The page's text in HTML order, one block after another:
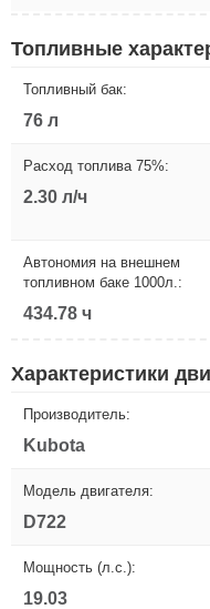
Топливные
Топливный бак:
76 л
Расход топлива 75%:
2.30 л/ч
Автономия на внешнем
топливном баке 1000л.:
434.78 ч
Характеристики
Производитель:
Kubota
Модель двигателя:
D722
Мощность (л.с.):
19.03